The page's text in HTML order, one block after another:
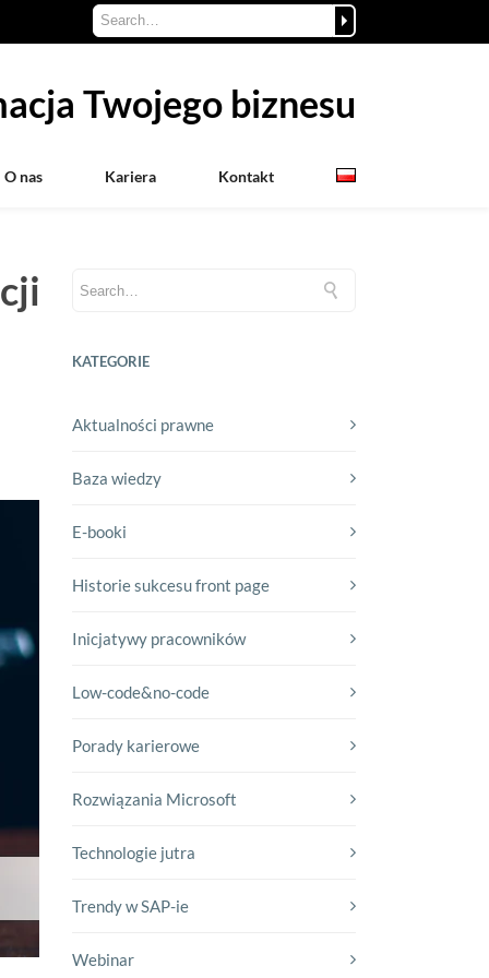
Twojego biznesu
O nas Kariera Kontakt
KATEGORIE
Aktualności prawne
Baza wiedzy
E-booki
Historie sukcesu front page
Inicjatywy pracowników
Low-code&no-code
Porady karierowe
Rozwiązania Microsoft
Technologie jutra
Trendy w SAP-ie
Webinar